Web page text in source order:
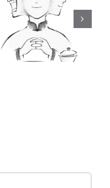
ทำเต็มที่เผื่อจะมี
ปาฏิหาริย์ / 聪明
反被聪明误 คน
ฉลาดมักตกเป็น